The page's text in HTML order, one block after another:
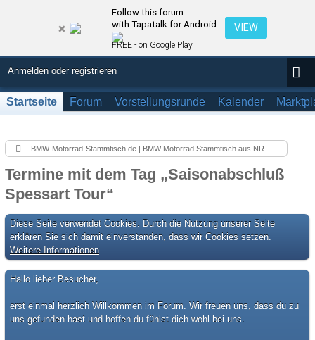
Follow this forum
with Tapatalk for Android
FREE - on Google Play
VIEW
Anmelden oder registrieren
Startseite Forum Vorstellungsrunde Kalender
BMW-Motorrad-Stammtisch.de | BMW Motorrad Stammtisch aus NRW in Düsseldorf
Termine mit dem Tag „Saisonabschluß
Spessart Tour“
Diese Seite verwendet Cookies. Durch die Nutzung unserer Seite
erklären Sie sich damit einverstanden, dass wir Cookies setzen.
Weitere Informationen
Hallo lieber Besucher,
erst einmal herzlich Willkommen im Forum. Wir freuen uns, dass du zu
uns gefunden hast und hoffen du fühlst dich wohl bei uns.